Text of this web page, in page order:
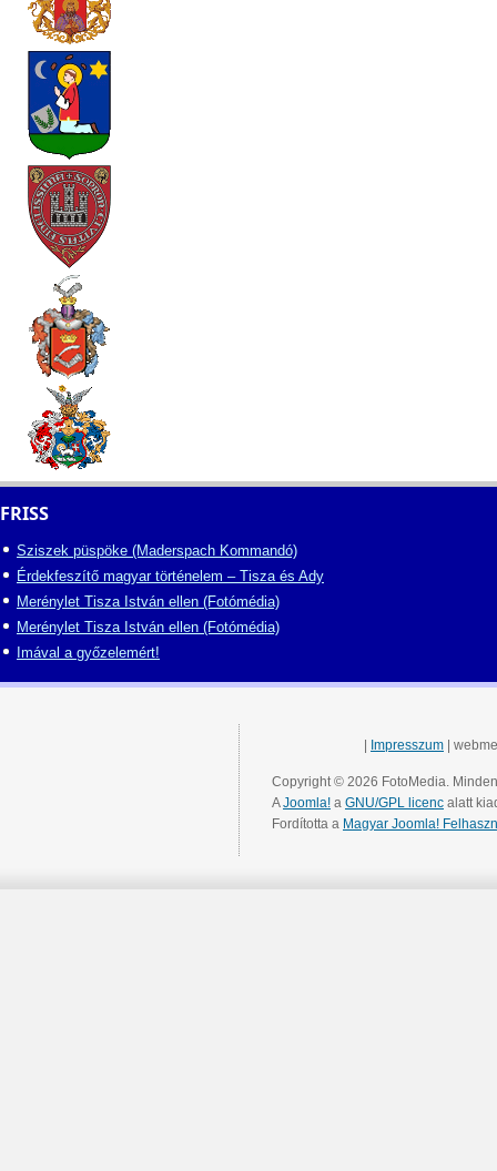
FRISS
Sziszek püspöke (Maderspach Kommandó)
Érdekfeszítő magyar történelem – Tisza és Ady
Merénylet Tisza István ellen (Fotómédia)
Merénylet Tisza István ellen (Fotómédia)
Imával a győzelemért!
Impresszum |
Copyright © 2026 FotoMedia.
AJoomla! a GNU/GPL licenc alatt
Fordította a Magyar Joomla!